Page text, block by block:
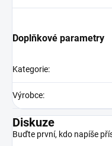
Doplňkové parametry
Kategorie:
Výrobce:
Diskuze
Buďte první, kdo napíše